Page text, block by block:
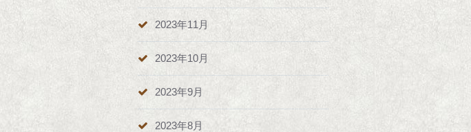
2023年11月
2023年10月
2023年9月
2023年8月